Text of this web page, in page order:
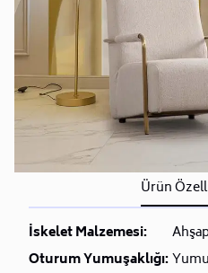
Ürün
İskelet Malzemesi:
Oturum Yumuşaklığı: